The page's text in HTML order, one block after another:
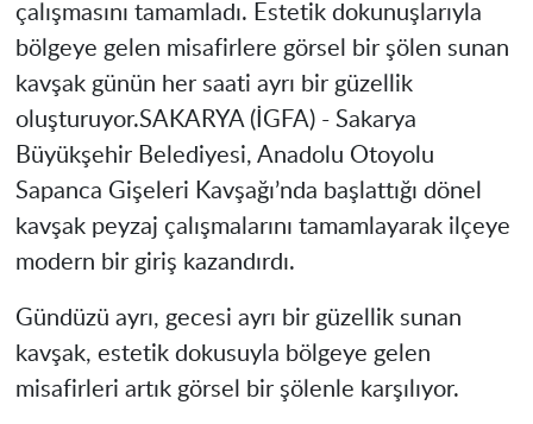
çalışmasını tamamladı. Estetik dokunuşlarıyla
bölgeye gelen misafirlere görsel bir şölen sunan
kavşak günün her saati ayrı bir güzellik
oluşturuyor.SAKARYA (İGFA) - Sakarya
Büyükşehir Belediyesi, Anadolu Otoyolu
Sapanca Gişeleri Kavşağı’nda başlattığı dönel
kavşak peyzaj çalışmalarını tamamlayarak ilçeye
modern bir giriş kazandırdı.
Gündüzü ayrı, gecesi ayrı bir güzellik sunan
kavşak, estetik dokusuyla bölgeye gelen
misafirleri artık görsel bir şölenle karşılıyor.